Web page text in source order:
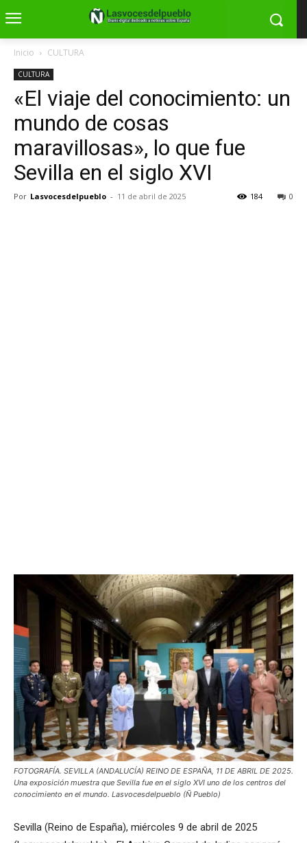
Inicio CULTURA
CULTURA
«El viaje del conocimiento: un
mundo de cosas
maravillosas», lo que fue
Sevilla en el siglo XVI
Por Lasvocesdelpueblo - 11 de abril de 2025 0
184
FOTOGRAFÍA. SEVILLA (ANDALUCÍA) REINO DE ESPAÑA, 11 DE ABRIL DE 2025.
Una exposición muestra que Sevilla fue en el siglo XVI uno de los centros del
conocimiento en el mundo. Lasvocesdelpueblo (Ñ Pueblo)
Sevilla (Reino de España), miércoles 9 de abril de 2025